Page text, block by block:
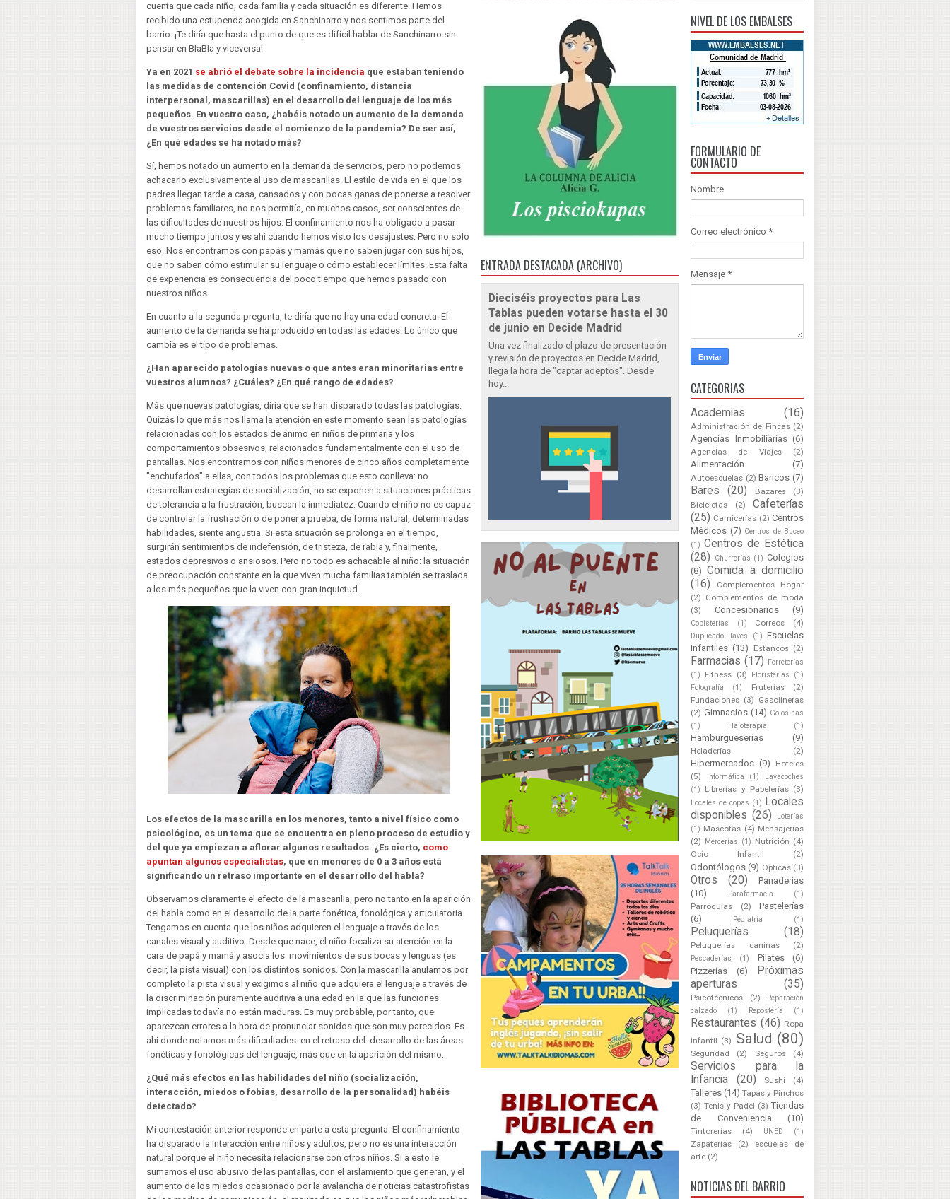
cuenta que cada niño, cada familia y cada situación es diferente. Hemos
recibido una estupenda acogida en Sanchinarro y nos sentimos parte del
barrio. ¡Te diría que hasta el punto de que es difícil hablar de Sanchinarro sin
pensar en BlaBla y viceversa!
Ya en 2021 se abrió el debate sobre la incidencia que estaban teniendo
las medidas de contención Covid (confinamiento, distancia
interpersonal, mascarillas) en el desarrollo del lenguaje de los más
pequeños. En vuestro caso, ¿habéis notado un aumento de la demanda
de vuestros servicios desde el comienzo de la pandemia? De ser así,
¿En qué edades se ha notado más?
Sí, hemos notado un aumento en la demanda de servicios, pero no podemos
achacarlo exclusivamente al uso de mascarillas. El estilo de vida en el que los
padres llegan tarde a casa, cansados y con pocas ganas de ponerse a resolver
problemas familiares, no nos permitía, en muchos casos, ser conscientes de
las dificultades de nuestros hijos. El confinamiento nos ha obligado a pasar
mucho tiempo juntos y es ahí cuando hemos visto los desajustes. Pero no solo
eso. Nos encontramos con papás y mamás que no saben jugar con sus hijos,
que no saben cómo estimular su lenguaje o cómo establecer límites. Esta falta
de experiencia es consecuencia del poco tiempo que hemos pasado con
nuestros niños.
En cuanto a la segunda pregunta, te diría que no hay una edad concreta. El
aumento de la demanda se ha producido en todas las edades. Lo único que
cambia es el tipo de problemas.
¿Han aparecido patologías nuevas o que antes eran minoritarias entre
vuestros alumnos? ¿Cuáles? ¿En qué rango de edades?
Más que nuevas patologías, diría que se han disparado todas las patologías.
Quizás lo que más nos llama la atención en este momento sean las patologías
relacionadas con los estados de ánimo en niños de primaria y los
comportamientos obsesivos, relacionados fundamentalmente con el uso de
pantallas. Nos encontramos con niños menores de cinco años completamente
"enchufados" a ellas, con todos los problemas que esto conlleva: no
desarrollan estrategias de socialización, no se exponen a situaciones prácticas
de tolerancia a la frustración, buscan la inmediatez. Cuando el niño no es capaz
de controlar la frustración o de poner a prueba, de forma natural, determinadas
habilidades, siente angustia. Si esta situación se prolonga en el tiempo,
surgirán sentimientos de indefensión, de tristeza, de rabia y, finalmente,
estados depresivos o ansiosos. Pero no todo es achacable al niño: la situación
de preocupación constante en la que viven mucha familias también se traslada
a los más pequeños que la viven con gran inquietud.
Los efectos de la mascarilla en los menores, tanto a nivel físico como
psicológico, es un tema que se encuentra en pleno proceso de estudio y
del que ya empiezan a aflorar algunos resultados. ¿Es cierto, como
apuntan algunos especialistas, que en menores de 0 a 3 años está
significando un retraso importante en el desarrollo del habla?
Observamos claramente el efecto de la mascarilla, pero no tanto en la aparición
del habla como en el desarrollo de la parte fonética, fonológica y articulatoria.
Tengamos en cuenta que los niños adquieren el lenguaje a través de los
canales visual y auditivo. Desde que nace, el niño focaliza su atención en la
cara de papá y mamá y asocia los movimientos de sus bocas y lenguas (es
decir, la pista visual) con los distintos sonidos. Con la mascarilla anulamos por
completo la pista visual y exigimos al niño que adquiera el lenguaje a través de
la discriminación puramente auditiva a una edad en la que las funciones
implicadas todavía no están maduras. Es muy probable, por tanto, que
aparezcan errores a la hora de pronunciar sonidos que son muy parecidos. Es
ahí donde notamos más dificultades: en el retraso del desarrollo de las áreas
fonéticas y fonológicas del lenguaje, más que en la aparición del mismo.
¿Qué más efectos en las habilidades del niño (socialización,
interacción, miedos o fobias, desarrollo de la personalidad) habéis
detectado?
Mi contestación anterior responde en parte a esta pregunta. El confinamiento
ha disparado la interacción entre niños y adultos, pero no es una interacción
natural porque el niño necesita relacionarse con otros niños. Si a esto le
sumamos el uso abusivo de las pantallas, con el aislamiento que generan, y el
aumento de los miedos ocasionado por la avalancha de noticias catastrofistas
ENTRADA DESTACADA (ARCHIVO)
Dieciséis proyectos para Las
Tablas pueden votarse hasta el 30
de junio en Decide Madrid
Una vez finalizado el plazo de presentación
y revisión de proyectos en Decide Madrid,
llega la hora de "captar adeptos". Desde
hoy...
NIVEL DE LOS EMBALSES
FORMULARIO DE
CONTACTO
Nombre
Correo electrónico *
Mensaje *
CATEGORIAS
Academias (16)
Administración de Fincas (2)
Agencias Inmobiliarias (6)
Agencias de Viajes (2)
Alimentación (7)
Autoescuelas (2) Bancos (7)
Bares (20) Bazares
(3)
Bicicletas
(2)
Cafeterías
(25) Carnicerías (2) Centros
Médicos (7) Centros de Buceo
(1) Centros de Estética
(28)
Churrerías (1) Colegios
(8) Comida a domicilio
(16)
Complementos Hogar
(2) Complementos de moda
(3)
Concesionarios (9)
Copisterías (1) Correos (4)
Duplicado llaves (1) Escuelas
Infantiles (13) Estancos (2)
Farmacias (17) Ferreterías
(1)
Fitness (3) Floristerías
(1)
Fotografía
(1) Fruterías
(2)
Fundaciones (3) Gasolineras
(2) Gimnasios (14) Golosinas
(1)
Haloterapia (1)
Hamburgueserías (9)
Heladerías (2)
Hipermercados (9)
Hoteles
(5)
Informática (1)
Lavacoches
(1)
Librerías y Papelerías (3)
Locales de copas (1)
Locales
disponibles (26)
Loterías
(1) Mascotas (4) Mensajerías
(2) Mercerías (1) Nutrición (4)
Ocio Infantil
(2)
Odontólogos (9) Opticas (3)
Otros (20)
Panaderías
(10)
Parafarmacia (1)
Parroquias (2)
Pastelerías
(6)
Pediatría (1)
Peluquerías (18)
Peluquerías caninas (2)
Pescaderías (1) Pilates
(6)
Pizzerías
(6)
Próximas
aperturas
(35)
Psicotécnicos (2)
Reparación
calzado
(1) Repostería (1)
Restaurantes (46) Ropa
infantil (3) Salud (80)
Seguridad (2) Seguros (4)
Servicios para la
Infancia
(20) Sushi (4)
Talleres (14) Tapas y Pinchos
(3) Tenis y Padel (3) Tiendas
de Conveniencia
(10)
Tintorerías (4) UNED (1)
Zapaterías (2)
escuelas de
arte (2)
NOTICIAS DEL BARRIO